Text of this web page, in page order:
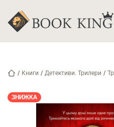
/ Книги / Детективи. Трилери /
ЗНИЖКА